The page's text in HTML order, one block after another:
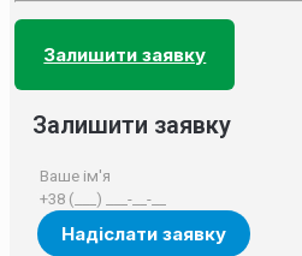
Залишити заявку
Залишити заявку